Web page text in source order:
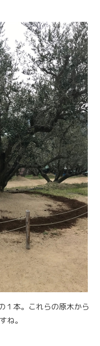
１本。これらの原木から
ね。